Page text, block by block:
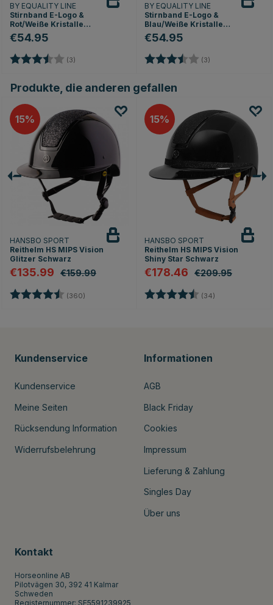
BY EQUALITY LINE
Stirnband E-Logo &
Rot/Weiße Kristalle
Braun/Silber
€54.95
Bewertung: (3)
BY EQUALITY LINE
Stirnband E-Logo &
Blau/Weiße Kristalle
Schwarz/Silber
€54.95
Bewertung: (3)
Produkte, die anderen gefallen
15
HANSBO SPORT
Reithelm HS MIPS Vision
Glitzer Schwarz
€135.99 €159.99
Bewertung: (360) 4.7 von 5 Sternen
15
HANSBO SPORT
Reithelm HS MIPS Vision
Shiny Star Schwarz
€178.46 €209.95
Bewertung: (34)
Kundenservice
Kundenservice
Meine Seiten
Rücksendung Information
Widerrufsbelehrung
Informationen
AGB
Black Friday
Cookies
Impressum
Lieferung & Zahlung
Singles Day
Über uns
Kontakt
Horseonline AB
Pilotvägen 30, 392 41 Kalmar
Schweden
Registernummer: SE5591239925